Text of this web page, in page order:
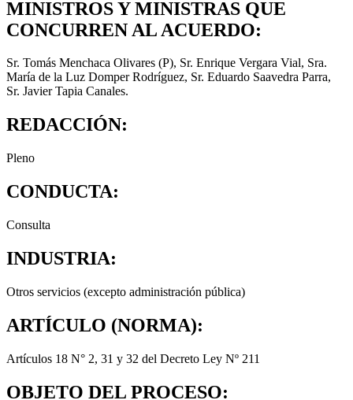
MINISTROS Y MINISTRAS QUE
CONCURREN AL ACUERDO:
Sr. Tomás Menchaca Olivares (P), Sr. Enrique Vergara Vial, Sra.
María de la Luz Domper Rodríguez, Sr. Eduardo Saavedra Parra,
Sr. Javier Tapia Canales.
REDACCIÓN:
Pleno
CONDUCTA:
Consulta
INDUSTRIA:
Otros servicios (excepto administración pública)
ARTÍCULO (NORMA):
Artículos 18 N° 2, 31 y 32 del Decreto Ley Nº 211
OBJETO DEL PROCESO: